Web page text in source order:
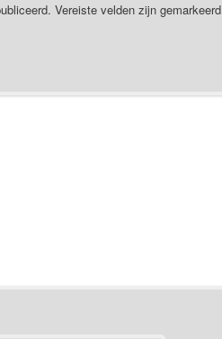
Vereiste velden zijn gemarkeerd